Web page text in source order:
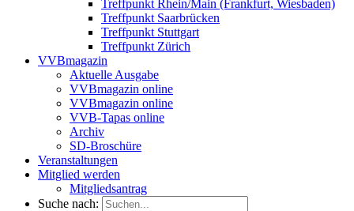
Treffpunkt Rhein/Main (Frankfurt, Wiesbaden)
Treffpunkt Saarbrücken
Treffpunkt Stuttgart
Treffpunkt Zürich
VVBmagazin
Aktuelle Ausgabe
VVBmagazin online
VVBmagazin online
VVB-Tapas online
Archiv
SD-Broschüre
Veranstaltungen
Mitglied werden
Mitgliedsantrag
Suche nach: